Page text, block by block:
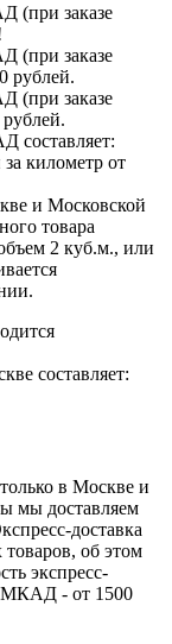
(при заказе
(при заказе
рублей.
(при заказе
составляет:
километр от
и Московской
товара
2 куб.м., или
составляет:
в Москве и
мы доставляем
доставка
об этом
экспресс-
МКАД - от 1500